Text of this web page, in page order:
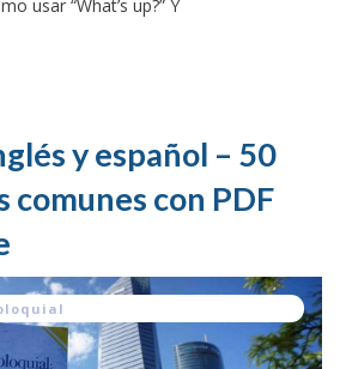
usar “What’s up?” Y
y español – 50
comunes con PDF